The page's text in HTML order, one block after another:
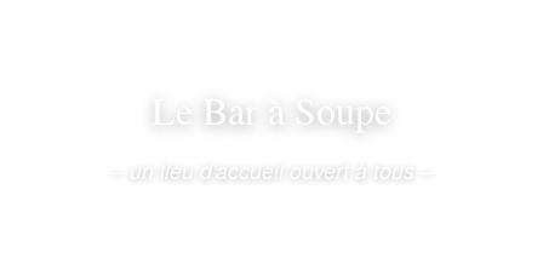
Le Bar à Soupe
– un lieu d'accueil ouvert à tous –